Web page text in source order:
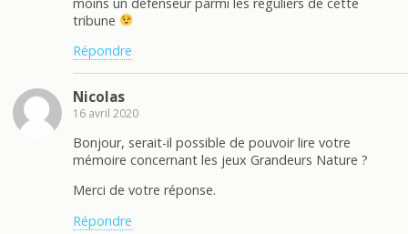
tribune
Répondre
Nicolas
16 avril 2020
Bonjour, serait-il possible de pouvoir lire votre
mémoire concernant les jeux Grandeurs Nature ?
Merci de votre réponse.
Répondre